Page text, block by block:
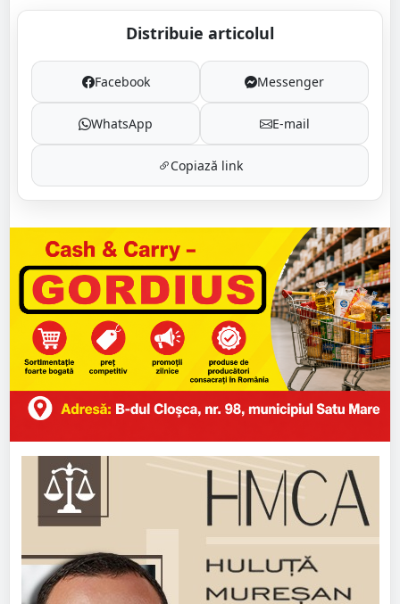
Distribuie articolul
Facebook Messenger
WhatsApp E-mail
Copiază link